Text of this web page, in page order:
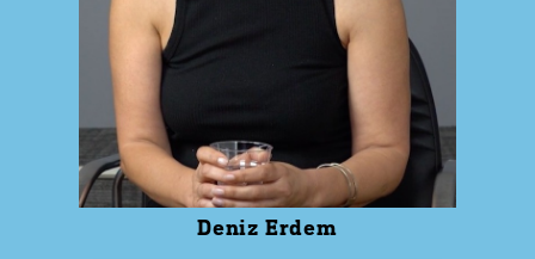
Deniz Erdem